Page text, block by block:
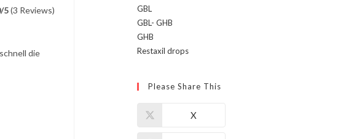
5(3 Reviews)
schnell die
GBL
GBL- GHB
GHB
Restaxil drops
Please Share This
X